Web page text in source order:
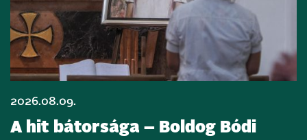
2026.08.09.
A hit bátorsága – Boldog Bódi